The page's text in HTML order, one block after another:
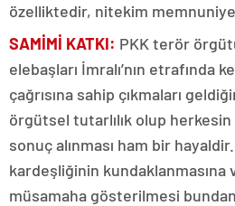
özelliktedir, nitekim
SAMİMİ KATKI: PKK terör
elebaşları İmralı’nın etrafında
çağrısına sahip çıkmaları
örgütsel tutarlılık olup herkesin
sonuç alınması ham bir
kardeşliğinin kundaklanmasına
müsamaha gösterilmesi